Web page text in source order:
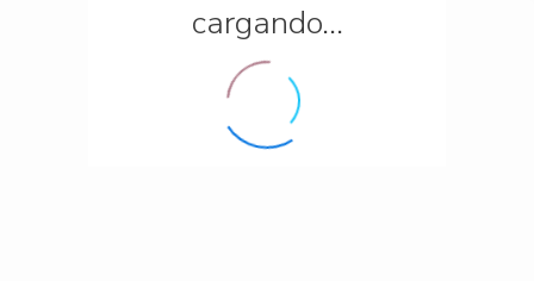
cargando...